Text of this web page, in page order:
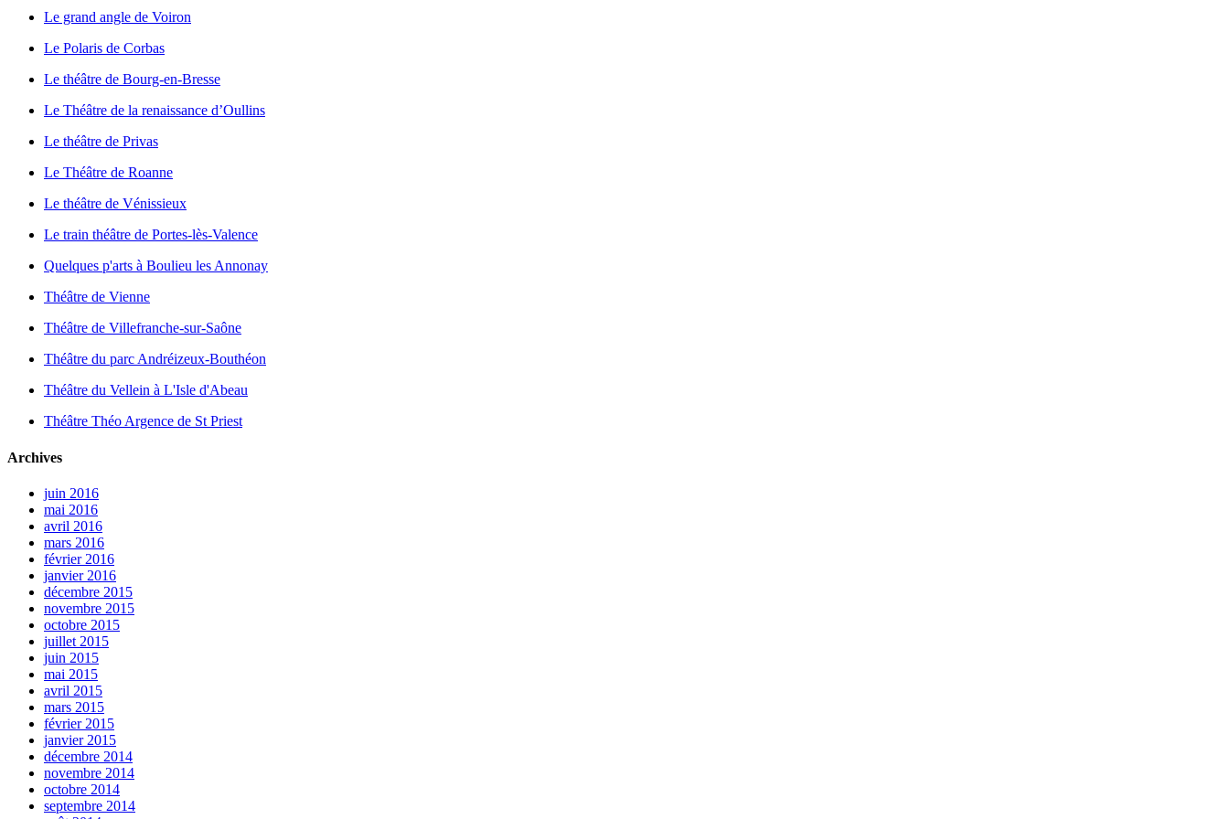
Le grand angle de Voiron
Le Polaris de Corbas
Le théâtre de Bourg-en-Bresse
Le Théâtre de la renaissance d’Oullins
Le théâtre de Privas
Le Théâtre de Roanne
Le théâtre de Vénissieux
Le train théâtre de Portes-lès-Valence
Quelques p'arts à Boulieu les Annonay
Théâtre de Vienne
Théâtre de Villefranche-sur-Saône
Théâtre du parc Andréizeux-Bouthéon
Théâtre du Vellein à L'Isle d'Abeau
Théâtre Théo Argence de St Priest
Archives
juin 2016
mai 2016
avril 2016
mars 2016
février 2016
janvier 2016
décembre 2015
novembre 2015
octobre 2015
juillet 2015
juin 2015
mai 2015
avril 2015
mars 2015
février 2015
janvier 2015
décembre 2014
novembre 2014
octobre 2014
septembre 2014